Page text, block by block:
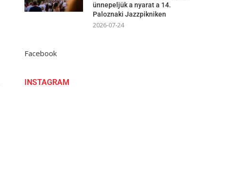
ünnepeljük a nyarat a 14.
Paloznaki Jazzpikniken
2026-07-24
Facebook
INSTAGRAM